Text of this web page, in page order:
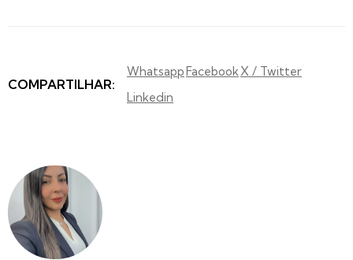
COMPARTILHAR:
WhatsappFacebookX / Twitter
Linkedin